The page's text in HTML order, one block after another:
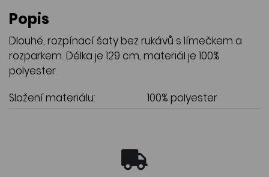
Popis
Dlouhé, rozpínací šaty bez rukávů s límečkem a
rozparkem. Délka je 129 cm, materiál je 100%
polyester.
Složení materiálu:
100% polyester